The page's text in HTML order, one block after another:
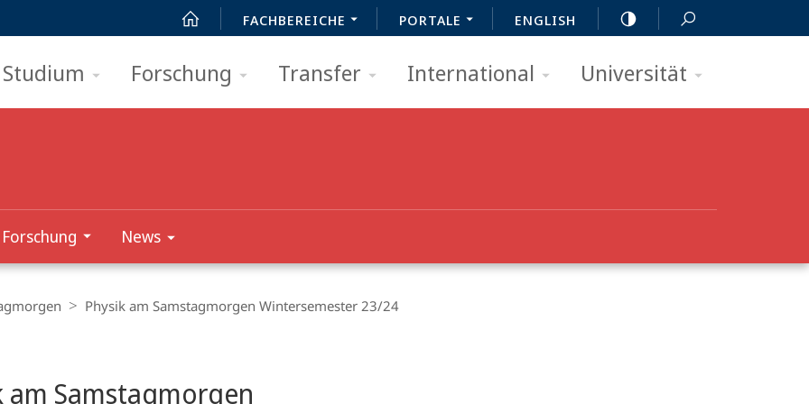
FACHBEREICHE PORTALE ENGLISH
Studium Forschung Transfer International Universität
Forschung News
Physik am Samstagmorgen Wintersemester 23/24
am Samstagmorgen